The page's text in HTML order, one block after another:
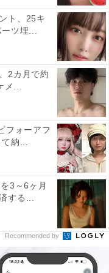
ト、25キ
ーツ埋...
2カ月で約
メ...
フォーアフ
て納...
3～6ヶ月
する...
Recommended by